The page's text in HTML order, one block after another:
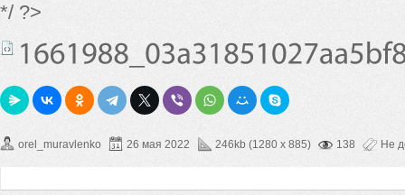
*/ ?>
orel_muravlenko 26 мая 2022 246kb (1280 x 885) 138 Не